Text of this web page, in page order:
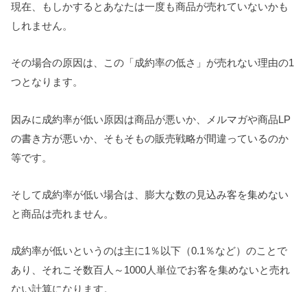
現在、もしかするとあなたは一度も商品が売れていないかも
しれません。
その場合の原因は、この「成約率の低さ」が売れない理由の1
つとなります。
因みに成約率が低い原因は商品が悪いか、メルマガや商品LP
の書き方が悪いか、そもそもの販売戦略が間違っているのか
等です。
そして成約率が低い場合は、膨大な数の見込み客を集めない
と商品は売れません。
成約率が低いというのは主に1％以下（0.1％など）のことで
あり、 それこそ数百人～1000人単位でお客を集めないと売れ
ない計算になります。